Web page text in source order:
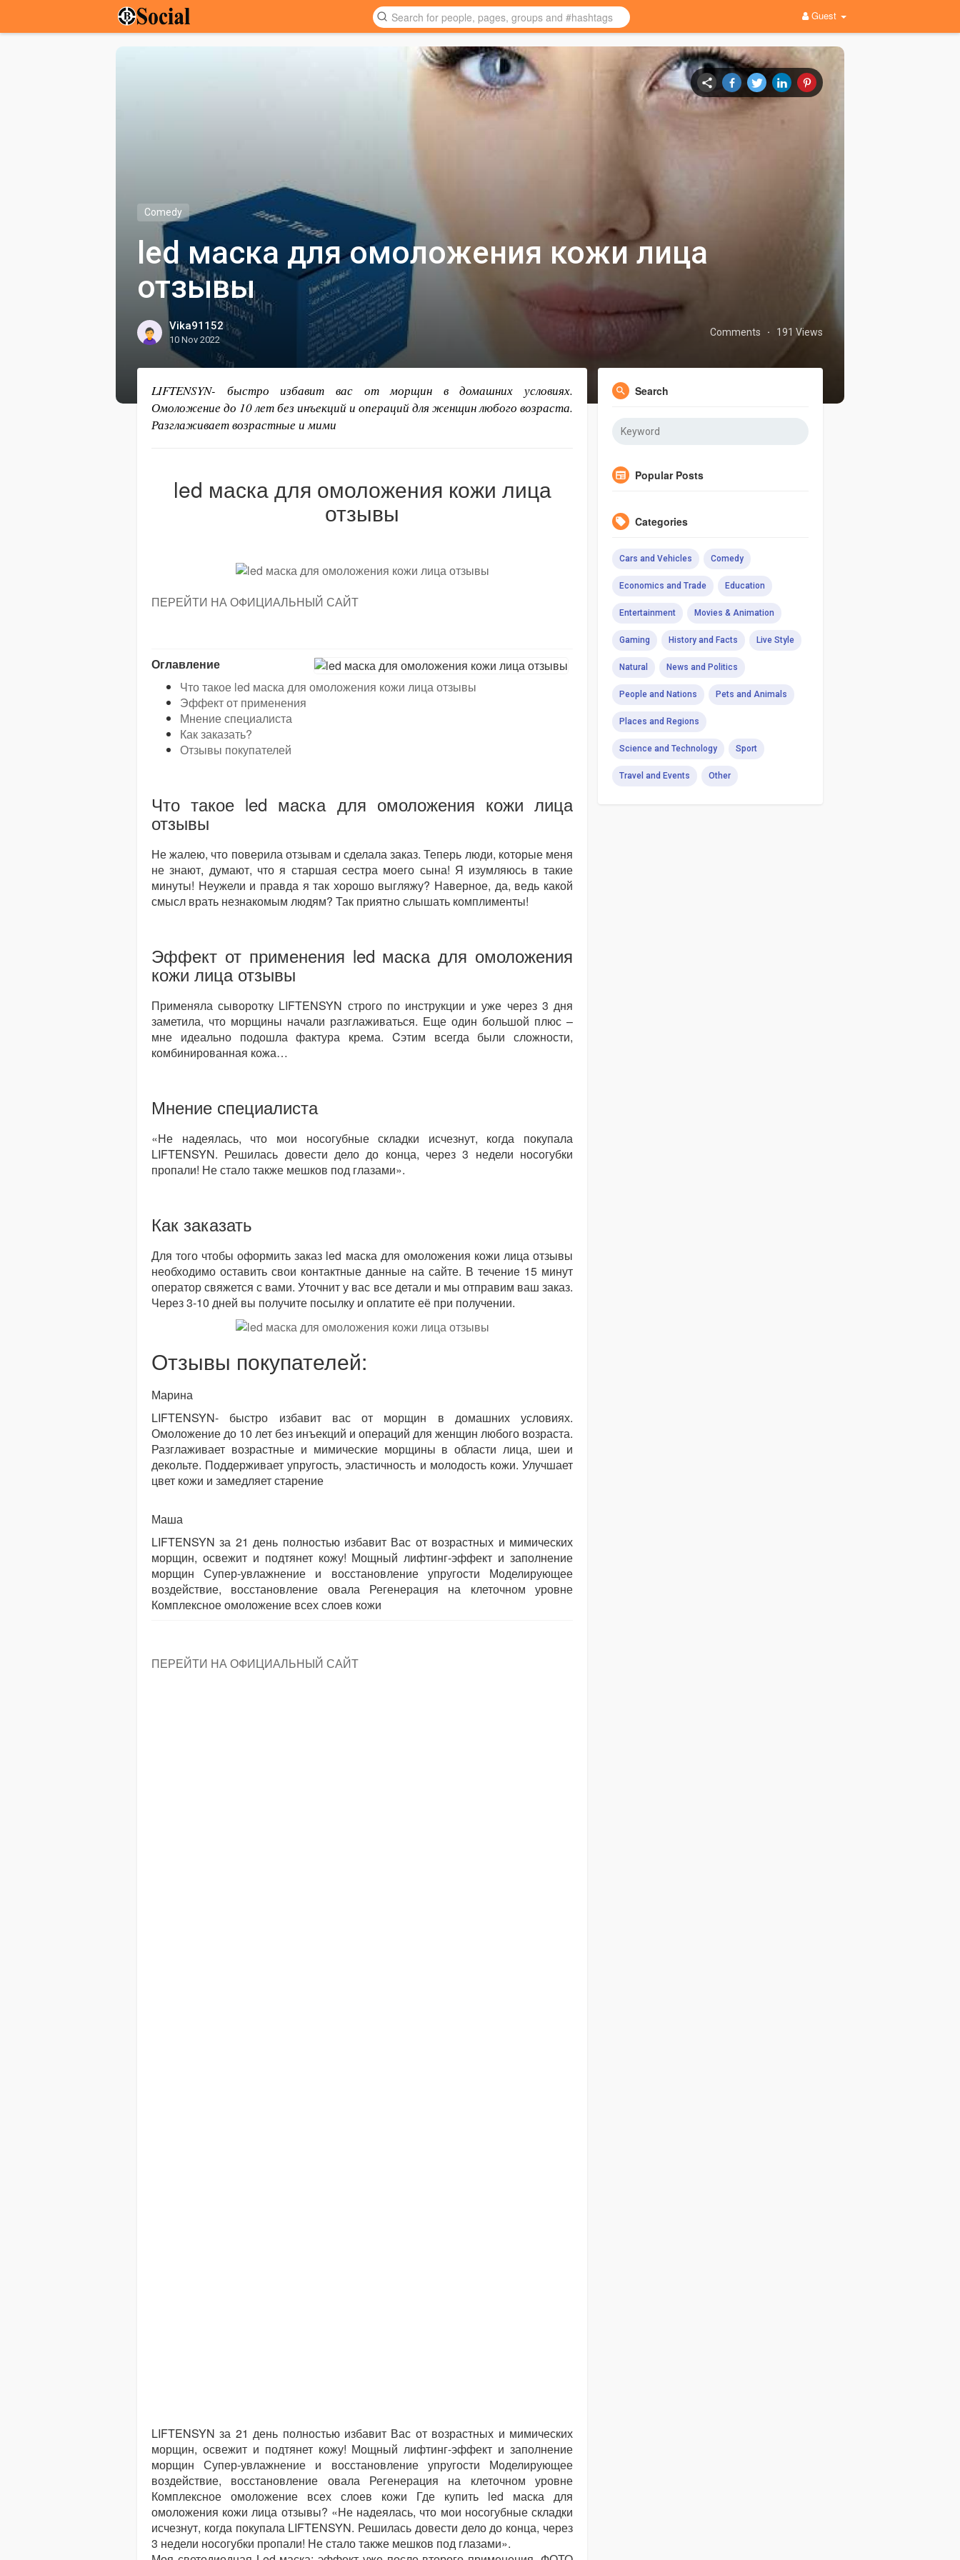
Guest
Comedy
led маска для омоложения кожи лица
отзывы
Comments · 191 Views
Vika91152
10 Nov 2022
LIFTENSYN- быстро избавит вас от морщин в домашних условиях.
Омоложение до 10 лет без инъекций и операций для женщин любого возраста.
Разглаживает возрастные и мими
led маска для омоложения кожи лица
отзывы
ПЕРЕЙТИ НА ОФИЦИАЛЬНЫЙ САЙТ
Оглавление
Что такое led маска для омоложения кожи лица отзывы
Эффект от применения
Мнение специалиста
Как заказать?
Отзывы покупателей
Что такое led маска для омоложения кожи лица
отзывы
Не жалею, что поверила отзывам и сделала заказ. Теперь люди, которые меня
не знают, думают, что я старшая сестра моего сына! Я изумляюсь в такие
минуты! Неужели и правда я так хорошо выгляжу? Наверное, да, ведь какой
смысл врать незнакомым людям? Так приятно слышать комплименты!
Эффект от применения led маска для омоложения
кожи лица отзывы
Применяла сыворотку LIFTENSYN строго по инструкции и уже через 3 дня
заметила, что морщины начали разглаживаться. Еще один большой плюс –
мне идеально подошла фактура крема. Cэтим всегда были сложности,
комбинированная кожа…
Мнение специалиста
«Не надеялась, что мои носогубные складки исчезнут, когда покупала
LIFTENSYN. Решилась довести дело до конца, через 3 недели носогубки
пропали! Не стало также мешков под глазами».
Как заказать
Для того чтобы оформить заказ led маска для омоложения кожи лица отзывы
необходимо оставить свои контактные данные на сайте. В течение 15 минут
оператор свяжется с вами. Уточнит у вас все детали и мы отправим ваш заказ.
Через 3-10 дней вы получите посылку и оплатите её при получении.
Отзывы покупателей:
Марина
LIFTENSYN- быстро избавит вас от морщин в домашних условиях.
Омоложение до 10 лет без инъекций и операций для женщин любого возраста.
Разглаживает возрастные и мимические морщины в области лица, шеи и
декольте. Поддерживает упругость, эластичность и молодость кожи. Улучшает
цвет кожи и замедляет старение
Маша
LIFTENSYN за 21 день полностью избавит Вас от возрастных и мимических
морщин, освежит и подтянет кожу! Мощный лифтинг-эффект и заполнение
морщин Супер-увлажнение и восстановление упругости Моделирующее
воздействие, восстановление овала Регенерация на клеточном уровне
Комплексное омоложение всех слоев кожи
ПЕРЕЙТИ НА ОФИЦИАЛЬНЫЙ САЙТ
LIFTENSYN за 21 день полностью избавит Вас от возрастных и мимических
морщин, освежит и подтянет кожу! Мощный лифтинг-эффект и заполнение
морщин Супер-увлажнение и восстановление упругости Моделирующее
воздействие, восстановление овала Регенерация на клеточном уровне
Комплексное омоложение всех слоев кожи Где купить led маска для
омоложения кожи лица отзывы? «Не надеялась, что мои носогубные складки
исчезнут, когда покупала LIFTENSYN. Решилась довести дело до конца, через
3 недели носогубки пропали! Не стало также мешков под глазами».
Search
Popular Posts
Categories
Cars and Vehicles Comedy
Economics and Trade Education
Entertainment Movies & Animation
Gaming History and Facts Live Style
Natural News and Politics
People and Nations Pets and Animals
Places and Regions
Science and Technology Sport
Travel and Events Other